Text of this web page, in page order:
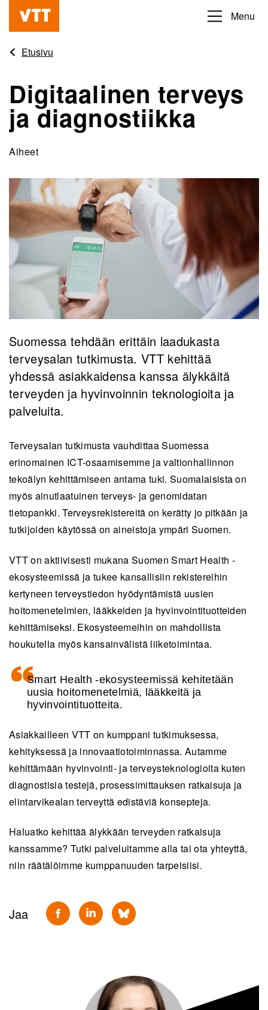
Hyppää
pääsisältöön
Beyond
obvious
Menu
Etusivu
Digitaalinen terveys
ja diagnostiikka
Aiheet
Suomessa tehdään erittäin laadukasta
terveysalan tutkimusta. VTT kehittää
yhdessä asiakkaidensa kanssa älykkäitä
terveyden ja hyvinvoinnin teknologioita ja
palveluita.
Terveysalan tutkimusta vauhdittaa Suomessa
erinomainen ICT-osaamisemme ja valtionhallinnon
tekoälyn kehittämiseen antama tuki. Suomalaisista on
myös ainutlaatuinen terveys- ja genomidatan
tietopankki. Terveysrekistereitä on kerätty jo pitkään ja
tutkijoiden käytössä on aineistoja ympäri Suomen.
VTT on aktiivisesti mukana Suomen Smart Health -
ekosysteemissä ja tukee kansallisiin rekistereihin
kertyneen terveystiedon hyödyntämistä uusien
hoitomenetelmien, lääkkeiden ja hyvinvointituotteiden
kehittämiseksi. Ekosysteemeihin on mahdollista
houkutella myös kansainvälistä liiketoimintaa.
Smart Health -ekosysteemissä kehitetään
uusia hoitomenetelmiä, lääkkeitä ja
hyvinvointituotteita.
Asiakkailleen VTT on kumppani tutkimuksessa,
kehityksessä ja innovaatiotoiminnassa. Autamme
kehittämään hyvinvointi- ja terveysteknologioita kuten
diagnostisia testejä, prosessimittauksen ratkaisuja ja
elintarvikealan terveyttä edistäviä konsepteja.
Haluatko kehittää älykkään terveyden ratkaisuja
kanssamme? Tutki palveluitamme alla tai ota yhteyttä,
niin räätälöimme kumppanuuden tarpeisiisi.
Jaa